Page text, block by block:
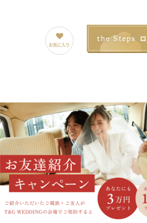
お気に入り